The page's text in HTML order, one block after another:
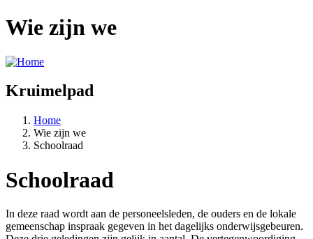
Wie zijn we
Kruimelpad
Home
Wie zijn we
Schoolraad
Schoolraad
In deze raad wordt aan de personeelsleden, de ouders en de lokale
gemeenschap inspraak gegeven in het dagelijks onderwijsgebeuren.